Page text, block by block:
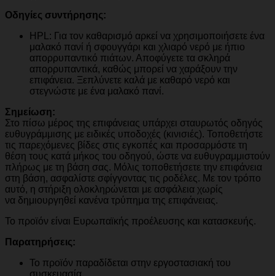
Οδηγίες συντήρησης:
HPL: Για τον καθαρισμό αρκεί να χρησιμοποιήσετε ένα
μαλακό πανί ή σφουγγάρι και χλιαρό νερό με ήπιο
απορρυπαντικό πιάτων. Αποφύγετε τα σκληρά
απορρυπαντικά, καθώς μπορεί να χαράξουν την
επιφάνεια. Ξεπλύνετε καλά με καθαρό νερό και
στεγνώστε με ένα μαλακό πανί.
Σημείωση:
Στο πίσω μέρος της επιφάνειας υπάρχει σταυρωτός οδηγός
ευθυγράμμισης με ειδικές υποδοχές (κινισιές). Τοποθετήστε
τις παρεχόμενες βίδες στις εγκοπές και προσαρμόστε τη
θέση τους κατά μήκος του οδηγού, ώστε να ευθυγραμμιστούν
πλήρως με τη βάση σας. Μόλις τοποθετήσετε την επιφάνεια
στη βάση, ασφαλίστε σφίγγοντας τις ροδέλες. Με τον τρόπο
αυτό, η στήριξη ολοκληρώνεται με ασφάλεια χωρίς
να δημιουργηθεί κανένα τρύπημα της επιφάνειας.
Το προϊόν είναι Ευρωπαϊκής προέλευσης και κατασκευής.
Παρατηρήσεις:
Το προϊόν παραδίδεται στην εργοστασιακή του
συσκευασία.